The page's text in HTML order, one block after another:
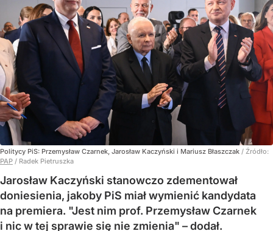
Politycy PiS: Przemysław Czarnek, Jarosław Kaczyński i Mariusz Błaszczak / Źródło:
PAP / Radek Pietruszka
Jarosław Kaczyński stanowczo zdementował
doniesienia, jakoby PiS miał wymienić kandydata
na premiera. "Jest nim prof. Przemysław Czarnek
i nic w tej sprawie się nie zmienia" – dodał.